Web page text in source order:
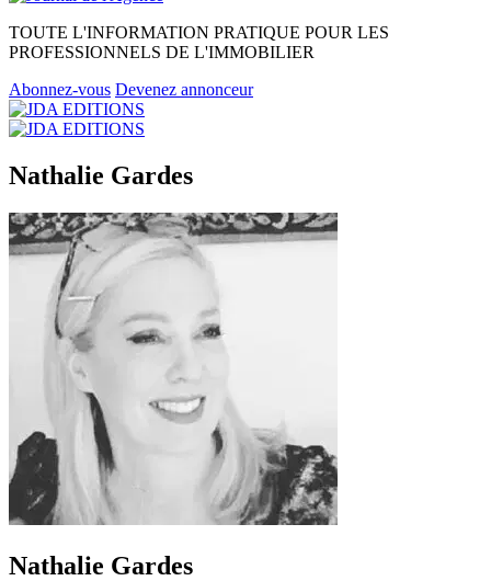
TOUTE L'INFORMATION PRATIQUE POUR LES
PROFESSIONNELS DE L'IMMOBILIER
Abonnez-vous Devenez annonceur
Nathalie Gardes
Nathalie Gardes